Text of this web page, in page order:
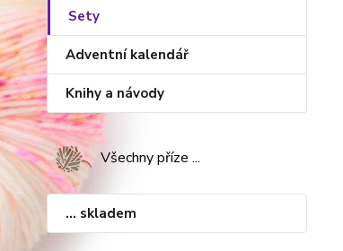
Sety
Adventní kalendář
Knihy a návody
Všechny příze ...
... skladem